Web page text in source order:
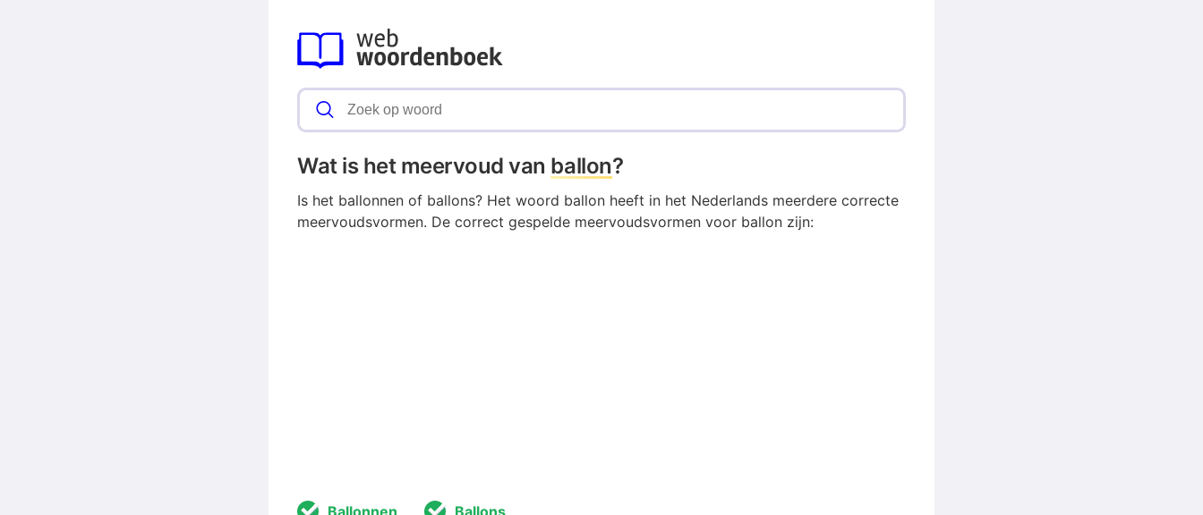
Wat is het meervoud van ballon?
Is het ballonnen of ballons? Het woord ballon heeft in het Nederlands meerdere correcte
meervoudsvormen. De correct gespelde meervoudsvormen voor ballon zijn: